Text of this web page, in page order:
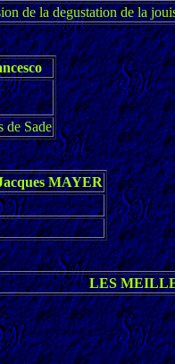
de la degustation de la
de Sade
MAYER
LES